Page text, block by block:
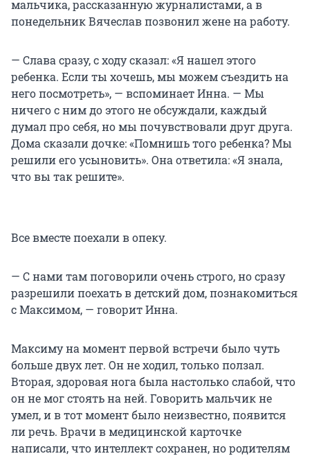
мальчика, рассказанную журналистами, а в
понедельник Вячеслав позвонил жене на работу.
— Слава сразу, с ходу сказал: «Я нашел этого
ребенка. Если ты хочешь, мы можем съездить на
него посмотреть», — вспоминает Инна. — Мы
ничего с ним до этого не обсуждали, каждый
думал про себя, но мы почувствовали друг друга.
Дома сказали дочке: «Помнишь того ребенка? Мы
решили его усыновить». Она ответила: «Я знала,
что вы так решите».
Все вместе поехали в опеку.
— С нами там поговорили очень строго, но сразу
разрешили поехать в детский дом, познакомиться
с Максимом, — говорит Инна.
Максиму на момент первой встречи было чуть
больше двух лет. Он не ходил, только ползал.
Вторая, здоровая нога была настолько слабой, что
он не мог стоять на ней. Говорить мальчик не
умел, и в тот момент было неизвестно, появится
ли речь. Врачи в медицинской карточке
написали, что интеллект сохранен, но родителям